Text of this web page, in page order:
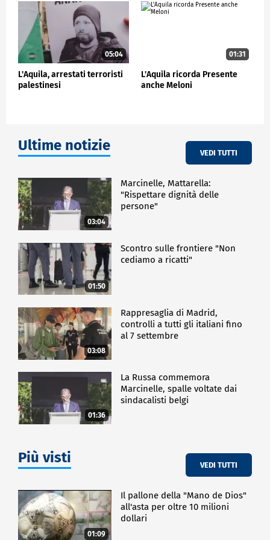
dato prima l'esempio. È una città dalla quale c'è
molto da imparare".
Quanto ai ritardi nella ricostruzione, la premier ha
promesso passi avanti.
"Avrà gli stessi iter semplificativi che avrà ad
esempio il Pnrr - ha concluso - quindi c'è ancora
05:04
L'Aquila, arrestati terroristi
palestinesi
01:31
L'Aquila ricorda Presente
anche Meloni
Ultime notizie VEDI TUTTI
03:04
Marcinelle, Mattarella:
"Rispettare dignità delle
persone"
01:50
Scontro sulle frontiere "Non
cediamo a ricatti"
03:08
Rappresaglia di Madrid,
controlli a tutti gli italiani fino
al 7 settembre
01:36
La Russa commemora
Marcinelle, spalle voltate dai
sindacalisti belgi
Più visti VEDI TUTTI
01:09
Il pallone della "Mano de Dios"
all'asta per oltre 10 milioni
dollari